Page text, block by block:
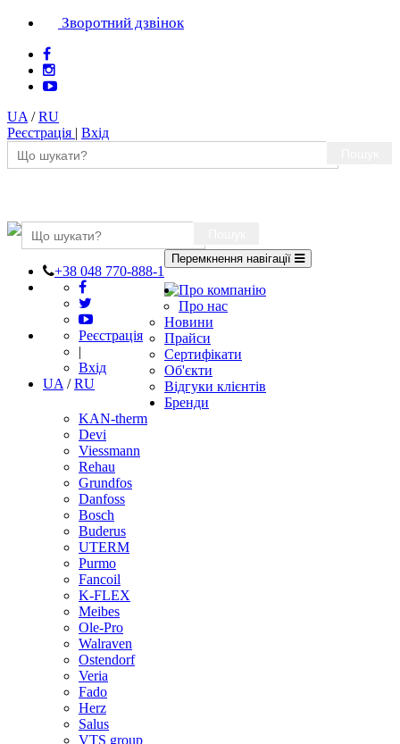
Зворотний дзвінок
UA /RU
Реєстрація | Вхід
+38 048 770-888-1
Реєстрація
|
Вхід
UA /RU
Перемкнення навігації
Про компанію
Про нас
Новини
Прайси
Сертифікати
Об'єкти
Відгуки клієнтів
Бренди
KAN-therm
Devi
Viessmann
Rehau
Grundfos
Danfoss
Bosch
Buderus
UTERM
Purmo
Fancoil
K-FLEX
Meibes
Ole-Pro
Walraven
Ostendorf
Veria
Fado
Herz
Salus
VTS group